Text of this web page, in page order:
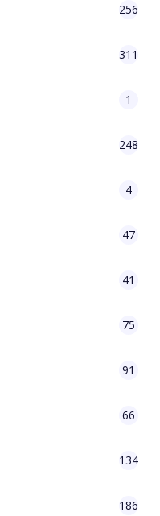
256
311
1
248
4
47
41
75
91
66
134
186